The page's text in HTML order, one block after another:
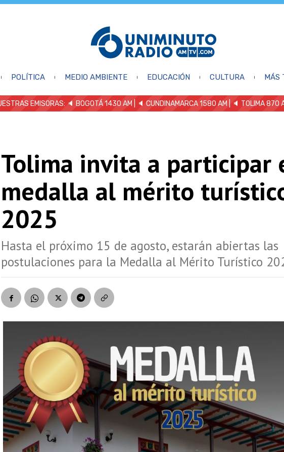
POLÍTICA MEDIO AMBIENTE EDUCACIÓN CULTURA MÁS
EMISORAS: 🔈 BOGOTÁ 1430 AM | 🔈 CUNDINAMARCA 1580 AM | 🔈 TOLIMA 870
Tolima invita a participar
medalla al mérito
2025
Hasta el próximo 15 de agosto, estarán abiertas las
postulaciones para la Medalla al Mérito Turístico